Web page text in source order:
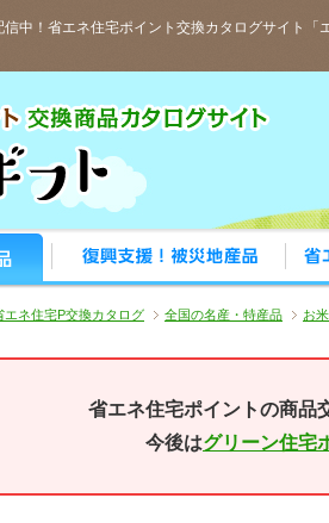
中！省エネ住宅ポイント交換カタログサイト「
エネ住宅P交換カタログ 全国の名産・特産品 お米
省エネ住宅ポイントの商品
今後はグリーン住宅